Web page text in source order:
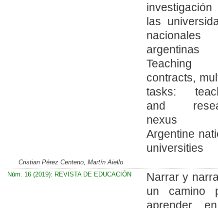
las
nacionales
Teaching
contracts,
tasks:
and
nexus
Argentine
universities
Cristian Pérez Centeno, Martín Aiello
Núm. 16 (2019): REVISTA DE EDUCACIÓN
Narrar y
un camino
aprender